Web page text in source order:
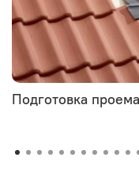
Подготовка